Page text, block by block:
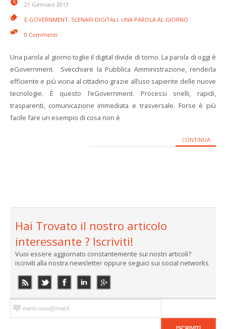
21 Gennaio 2013
E-GOVERNMENT, SCENARI DIGITALI, UNA PAROLA AL GIORNO
0 Commenti
Una parola al giorno toglie il digital divide di torno. La parola di oggi è
eGovernment. Svecchiare la Pubblica Amministrazione, renderla
efficiente e più vicina al cittadino grazie all’uso sapiente delle nuove
tecnologie. È questo l’eGovernment. Processi snelli, rapidi,
trasparenti, comunicazione immediata e trasversale. Forse è più
facile fare un esempio di cosa non è
CONTINUA
Hai Trovato il nostro articolo
interessante ? Iscriviti!
Vuoi essere aggiornato constantemente sui nostri articoli?
iscriviti alla nostra newsletter oppure seguici sui social networks